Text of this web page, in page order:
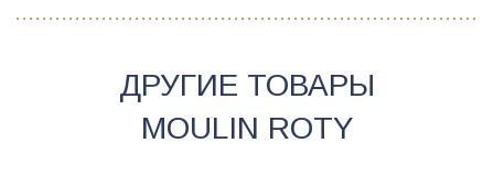
ДРУГИЕ ТОВАРЫ
MOULIN ROTY